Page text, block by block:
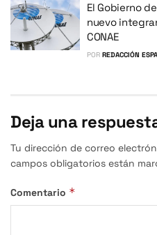
El Gobierno
nuevo
CONAE
POR REDACCIÓN
Deja una
Tu dirección de correo
campos obligatorios están
Comentario *